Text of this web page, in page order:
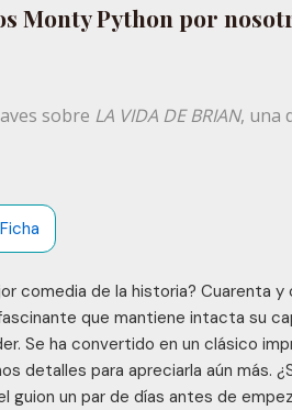
Monty Python por
sobre LA VIDA DE BRIAN, una
comedia de la historia? Cuarenta
que mantiene intacta su
Se ha convertido en un clásico
detalles para apreciarla aún más.
guion un par de días antes de